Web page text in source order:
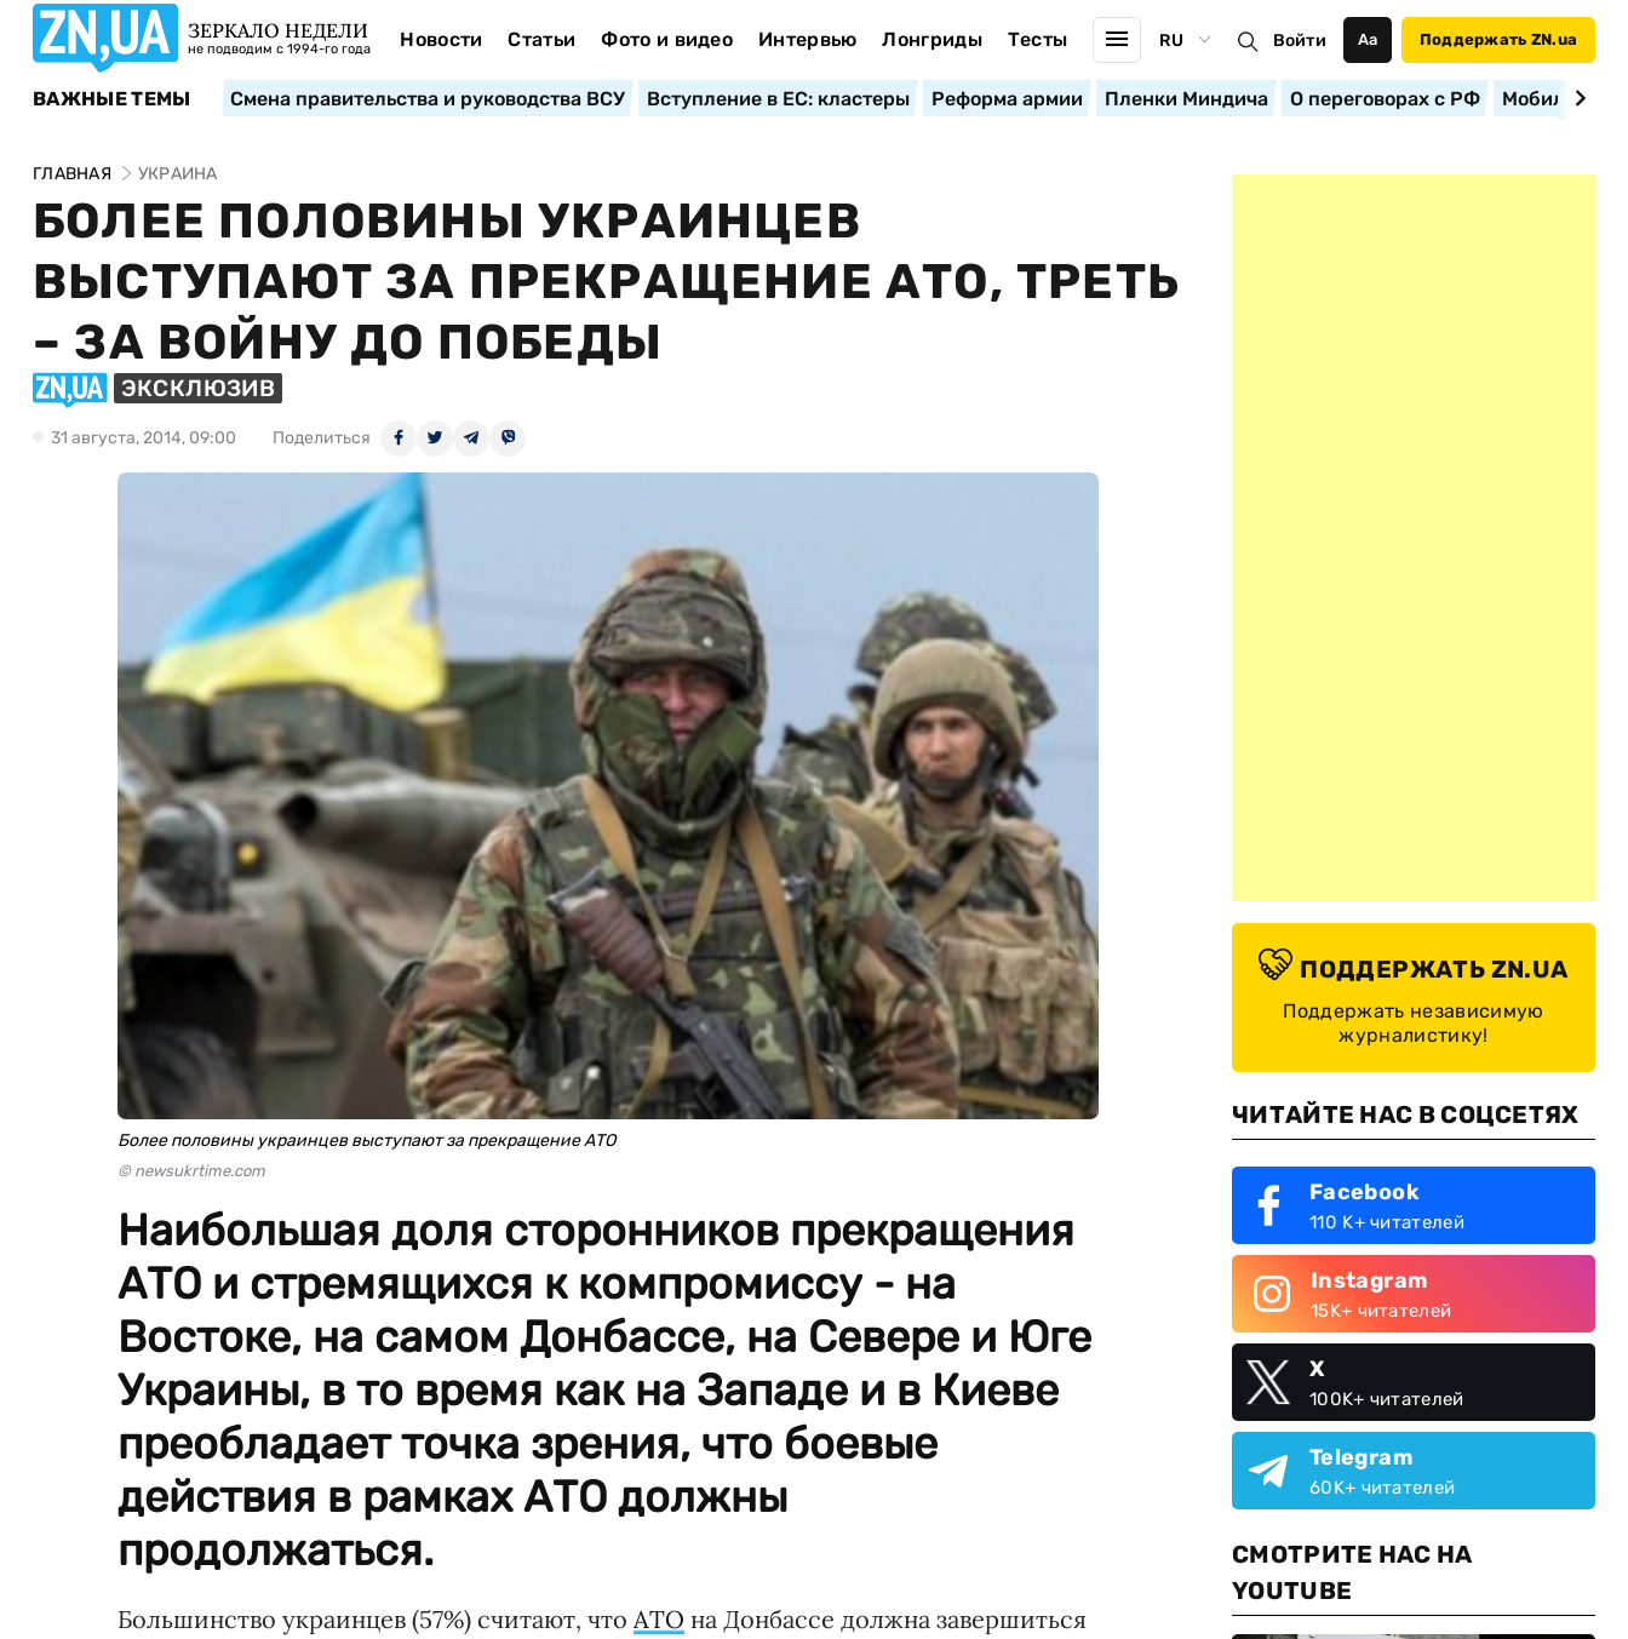
ЗЕРКАЛО НЕДЕЛИ
не подводим с 1994-го года Новости Статьи Фото и видео Интервью Лонгриды Тесты RU Войти Аа Поддержать ZN.ua
ВАЖНЫЕ ТЕМЫ Смена правительства и руководства ВСУ Вступление в ЕС: кластеры Реформа армии Пленки Миндича О переговорах с РФ
ГЛАВНАЯ УКРАИНА
БОЛЕЕ ПОЛОВИНЫ УКРАИНЦЕВ
ВЫСТУПАЮТ ЗА ПРЕКРАЩЕНИЕ АТО, ТРЕТЬ
– ЗА ВОЙНУ ДО ПОБЕДЫ
ЭКСКЛЮЗИВ
31 августа, 2014, 09:00 Поделиться
Более половины украинцев выступают за прекращение АТО
© newsukrtime.com
Наибольшая доля сторонников прекращения
АТО и стремящихся к компромиссу - на
Востоке, на самом Донбассе, на Севере и Юге
Украины, в то время как на Западе и в Киеве
преобладает точка зрения, что боевые
действия в рамках АТО должны
продолжаться.
Большинство украинцев (57%) считают, что АТО на Донбассе должна завершиться
ПОДДЕРЖАТЬ ZN.UA
Поддержать независимую
журналистику!
ЧИТАЙТЕ НАС В СОЦСЕТЯХ
Facebook
110 K+ читателей
Instagram
15K+ читателей
X
100K+ читателей
Telegram
60K+ читателей
СМОТРИТЕ НАС НА
YOUTUBE